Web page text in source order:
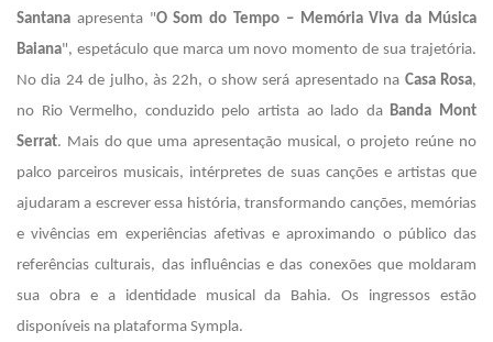
Santana apresenta "O Som do Tempo – Memória Viva da Música
Baiana", espetáculo que marca um novo momento de sua trajetória.
No dia 24 de julho, às 22h, o show será apresentado na Casa Rosa,
no Rio Vermelho, conduzido pelo artista ao lado da Banda Mont
Serrat. Mais do que uma apresentação musical, o projeto reúne no
palco parceiros musicais, intérpretes de suas canções e artistas que
ajudaram a escrever essa história, transformando canções, memórias
e vivências em experiências afetivas e aproximando o público das
referências culturais, das influências e das conexões que moldaram
sua obra e a identidade musical da Bahia. Os ingressos estão
disponíveis na plataforma Sympla.